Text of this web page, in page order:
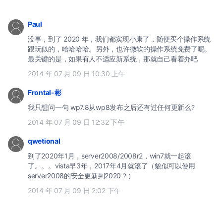
Paul
没事，到了 2020 年，我们都实现小康了，随便买个操作系统
跟玩似的，哈哈哈哈。另外，也许微软的操作系统免费了呢。
最关键的是，如果有人不适应新系统，那就自己看着办吧
2014 年 07 月 09 日 10:30 上午
Frontal-彬
我只想问一句 wp7.8从wp8发布之后还有过任何更新么?
2014 年 07 月 09 日 12:32 下午
qwetional
到了2020年1月，server2008/2008r2，win7就一起滚
了。。。vista早3年，2017年4月就滚了（貌似可以使用
server2008的安全更新到2020？）
2014 年 07 月 09 日 2:02 下午